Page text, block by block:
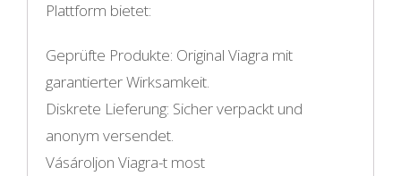
Plattform bietet:
Geprüfte Produkte: Original Viagra mit
garantierter Wirksamkeit.
Diskrete Lieferung: Sicher verpackt und
anonym versendet.
Vásároljon Viagra-t most